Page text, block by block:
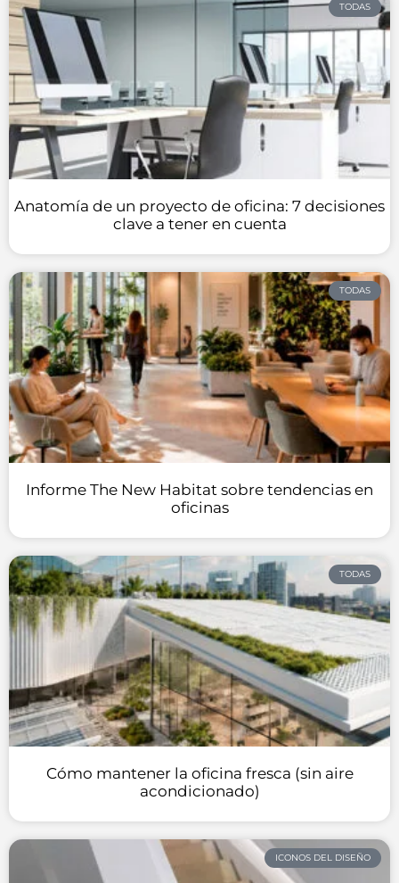
TODAS
Anatomía de un proyecto de oficina: 7 decisiones
clave a tener en cuenta
TODAS
Informe The New Habitat sobre tendencias en
oficinas
TODAS
Cómo mantener la oficina fresca (sin aire
acondicionado)
ICONOS DEL DISEÑO